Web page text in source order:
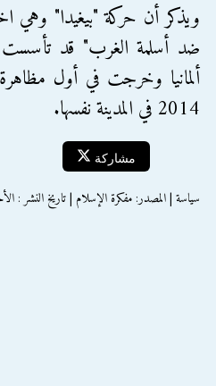
ويذكر أن حركة "بيغيدا" وهي
ضد أسلمة الغرب" قد
2014 في المدينة نفسها.
مشاركة
سياسة | المصدر: مفكرة الإسلام | تاريخ النشر : الأحد 18 اكتوبر